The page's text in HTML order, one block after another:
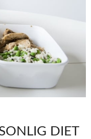
DIET